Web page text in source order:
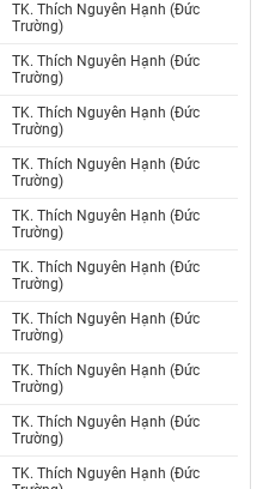
TK. Thích Nguyên Hạnh (Đức
Trường)
TK. Thích Nguyên Hạnh (Đức
Trường)
TK. Thích Nguyên Hạnh (Đức
Trường)
TK. Thích Nguyên Hạnh (Đức
Trường)
TK. Thích Nguyên Hạnh (Đức
Trường)
TK. Thích Nguyên Hạnh (Đức
Trường)
TK. Thích Nguyên Hạnh (Đức
Trường)
TK. Thích Nguyên Hạnh (Đức
Trường)
TK. Thích Nguyên Hạnh (Đức
Trường)
TK. Thích Nguyên Hạnh (Đức